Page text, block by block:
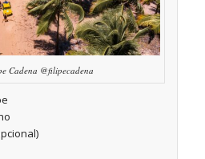
Cadena @filipecadena